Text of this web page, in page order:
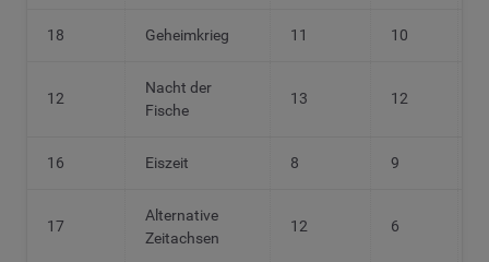
18 Geheimkrieg 11 10
12
Nacht der
Fische
13 12
16 Eiszeit 8 9
17
Alternative
Zeitachsen
12 6